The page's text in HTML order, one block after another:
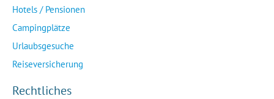
Hotels / Pensionen
Campingplätze
Urlaubsgesuche
Reiseversicherung
Rechtliches